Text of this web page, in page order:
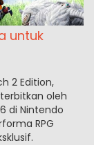
untuk
2 Edition,
oleh
di Nintendo
RPG